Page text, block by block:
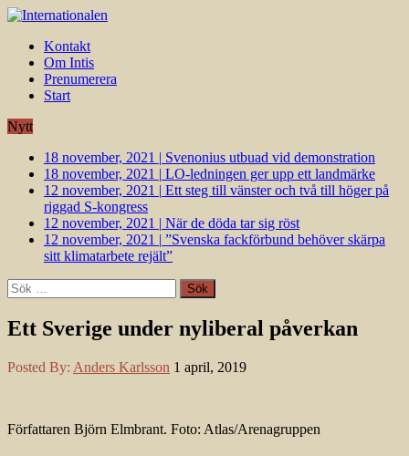
Kontakt
Om Intis
Prenumerera
Start
Nytt
18 november, 2021 | Svenonius utbuad vid demonstration
18 november, 2021 | LO-ledningen ger upp ett landmärke
12 november, 2021 | Ett steg till vänster och två till höger på
riggad S-kongress
12 november, 2021 | När de döda tar sig röst
12 november, 2021 | ”Svenska fackförbund behöver skärpa
sitt klimatarbete rejält”
Sök
efter:
Ett Sverige under nyliberal påverkan
Posted By: Anders Karlsson 1 april, 2019
Författaren Björn Elmbrant. Foto: Atlas/Arenagruppen